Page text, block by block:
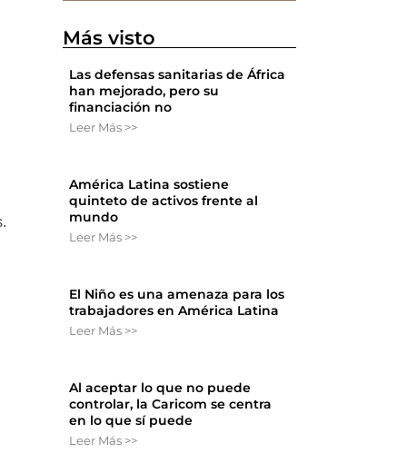
Más visto
Las defensas sanitarias de África
han mejorado, pero su
financiación no
Leer Más >>
América Latina sostiene
quinteto de activos frente al
mundo
Leer Más >>
El Niño es una amenaza para los
trabajadores en América Latina
Leer Más >>
Al aceptar lo que no puede
controlar, la Caricom se centra
en lo que sí puede
Leer Más >>